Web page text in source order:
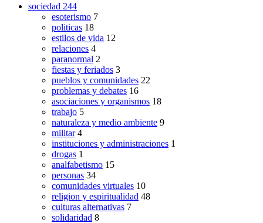
sociedad 244
esoterismo 7
politicas 18
estilos de vida 12
relaciones 4
paranormal 2
fiestas y feriados 3
pueblos y comunidades 22
problemas y debates 16
asociaciones y organismos 18
trabajo 5
naturaleza y medio ambiente 9
militar 4
instituciones y administraciones 1
drogas 1
analfabetismo 15
personas 34
comunidades virtuales 10
religion y espiritualidad 48
culturas alternativas 7
solidaridad 8